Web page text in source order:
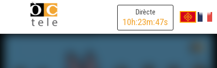
Dirècte
10h:23m:47s